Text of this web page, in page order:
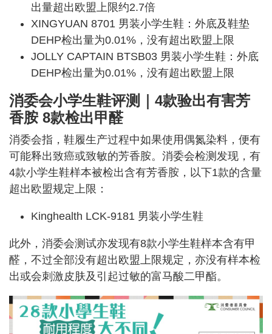
出量超出欧盟上限约2.7倍
XINGYUAN 8701 男装小学生鞋：外底及鞋垫
DEHP检出量为0.01%，没有超出欧盟上限
JOLLY CAPTAIN BTSB03 男装小学生鞋：外底
DEHP检出量为0.01%，没有超出欧盟上限
消委会小学生鞋评测｜4款验出有害芳
香胺 8款检出甲醛
消委会指，鞋履生产过程中如果使用偶氮染料，便有
可能释出致癌或致敏的芳香胺。消委会检测发现，有
4款小学生鞋样本被检出含有芳香胺，以下1款的含量
超出欧盟规定上限：
Kinghealth LCK-9181 男装小学生鞋
此外，消委会测试亦发现有8款小学生鞋样本含有甲
醛，不过全部没有超出欧盟上限规定，亦没有样本检
出或会刺激皮肤及引起过敏的富马酸二甲酯。